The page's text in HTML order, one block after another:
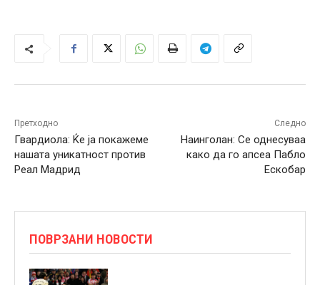
Претходно
Гвардиола: Ќе ја покажеме
нашата уникатност против
Реал Мадрид
Следно
Наинголан: Се однесуваа
како да го апсеа Пабло
Ескобар
ПОВРЗАНИ НОВОСТИ